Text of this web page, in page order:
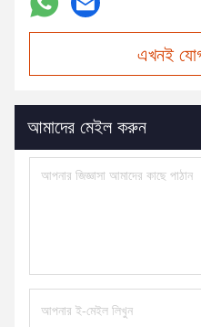
এখনই
আমাদের মেইল করুন